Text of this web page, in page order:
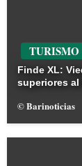
TURISMO
Finde XL:
superiores al
© Barinoticias